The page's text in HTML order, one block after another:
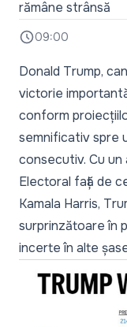
rămâne strânsă
09:00
Donald Trump,
victorie
conform
semnificativ spre
consecutiv. Cu
Electoral față de
Kamala Harris,
surprinzătoare în
incerte în alte